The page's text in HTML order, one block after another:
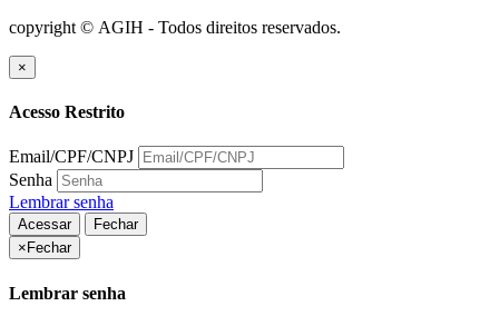
copyright © AGIH - Todos direitos reservados.
×
Acesso Restrito
Email/CPF/CNPJ
Senha
Lembrar senha
Acessar
Fechar
× Fechar
Lembrar senha